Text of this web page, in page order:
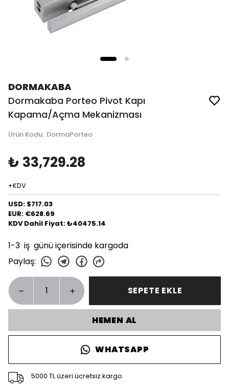
DORMAKABA
Dormakaba Porteo Pivot Kapı
Kapama/Açma Mekanizması
Ürün Kodu: DormaPorteo
₺ 33,729.28
+KDV
USD: $717.03
EUR: €628.69
KDV Dahil Fiyat: ₺40475.14
1-3 iş günü içerisinde kargoda
Paylaş:
SEPETE EKLE
HEMEN AL
WHATSAPP
5000 TL üzeri ücretsiz kargo